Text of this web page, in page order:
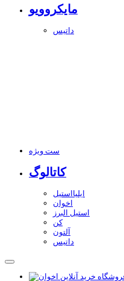
مایکروویو
داتیس
ست ویژه
کاتالوگ
ایلیااستیل
اخوان
استیل البرز
کن
آلتون
داتیس